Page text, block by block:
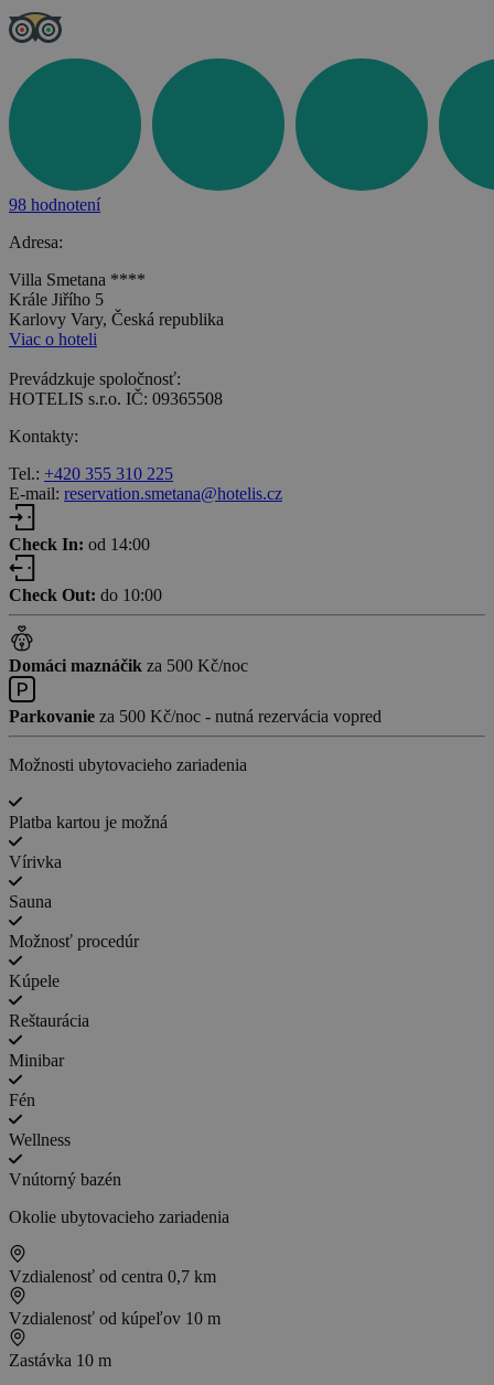
98 hodnotení
Adresa:
Villa Smetana ****
Krále Jiřího 5
Karlovy Vary, Česká republika
Viac o hoteli
Prevádzkuje spoločnosť:
HOTELIS s.r.o. IČ: 09365508
Kontakty:
Tel.: +420 355 310 225
E-mail: reservation.smetana@hotelis.cz
Check In: od 14:00
Check Out: do 10:00
Domáci maznáčik za 500 Kč/noc
Parkovanie za 500 Kč/noc - nutná rezervácia vopred
Možnosti ubytovacieho zariadenia
Platba kartou je možná
Vírivka
Sauna
Možnosť procedúr
Kúpele
Reštaurácia
Minibar
Fén
Wellness
Vnútorný bazén
Okolie ubytovacieho zariadenia
Vzdialenosť od centra 0,7 km
Vzdialenosť od kúpeľov 10 m
Zastávka 10 m